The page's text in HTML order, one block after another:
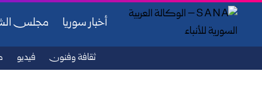
أخبار سوريا مجلس
ثقافة وفنون فيديو